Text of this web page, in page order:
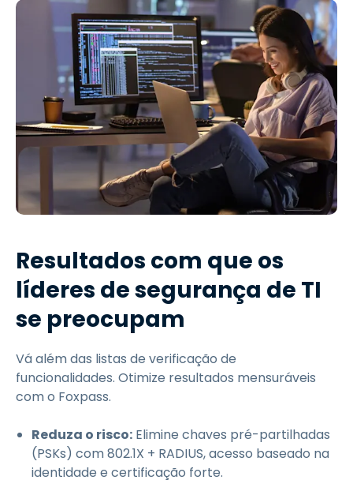
Resultados com que os
líderes de segurança de TI
se preocupam
Vá além das listas de verificação de
funcionalidades. Otimize resultados mensuráveis
com o Foxpass.
Reduza o risco: Elimine chaves pré-partilhadas
(PSKs) com 802.1X + RADIUS, acesso baseado na
identidade e certificação forte.